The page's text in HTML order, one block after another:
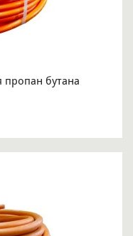
пропан бутана